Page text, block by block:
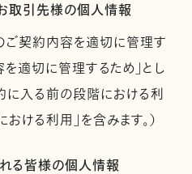
取引先様の個人情報
ご契約内容を適切に管理す
を適切に管理するため」とし
に入る前の段階における利
ける利用」を含みます。）
る皆様の個人情報